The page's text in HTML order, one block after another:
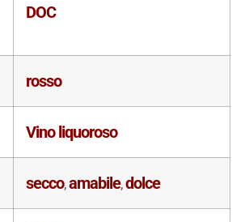
DOC
rosso
Vino liquoroso
secco,amabile,dolce